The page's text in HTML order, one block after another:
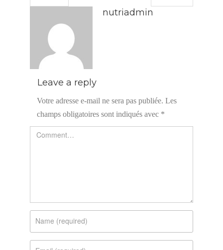
nutriadmin
Leave a reply
Votre adresse e-mail ne sera pas publiée. Les
champs obligatoires sont indiqués avec *